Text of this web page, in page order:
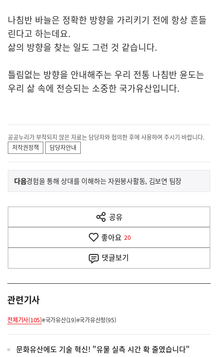
나침반 바늘은 정확한 방향을 가리키기 전에 항상 흔들
린다고 하는데요.
삶의 방향을 찾는 일도 그런 것 같습니다.
틀림없는 방향을 안내해주는 우리 전통 나침반 윤도는
우리 삶 속에 전승되는 소중한 국가유산입니다.
공공누리가 부착되지 않은 자료는 담당자와 협의한 후에 사용하여 주시기 바랍니다.
저작권정책
담당자안내
이
전
다
음
다음기
사
경험을 통해 상대를 이해하는 자원봉사활동, 김보연 팀장
공유
열
기
좋아요 20
댓글보기
관련기사
전체기사(105)#국가유산(19)#국가유산청(95)
문화유산에도 기술 혁신! "유물 실측 시간 확 줄였습니다"